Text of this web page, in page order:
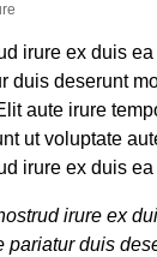
irure ex duis
duis deserunt
aute irure
ut voluptate
irure ex duis
irure ex
pariatur duis